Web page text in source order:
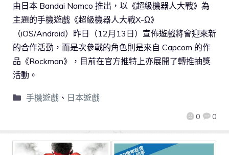
0 0
由日本 Bandai Namco 推出，以《超級機器人大戰》為
主題的手機遊戲《超級機器人大戰X-Ω》
（iOS/Android）昨日（12月13日）宣佈遊戲將會迎來新
的合作活動，而是次參戰的角色則是來自 Capcom 的作
品《Rockman》，目前在官方推特上亦展開了轉推抽獎
活動。
手機遊戲、 日本遊戲